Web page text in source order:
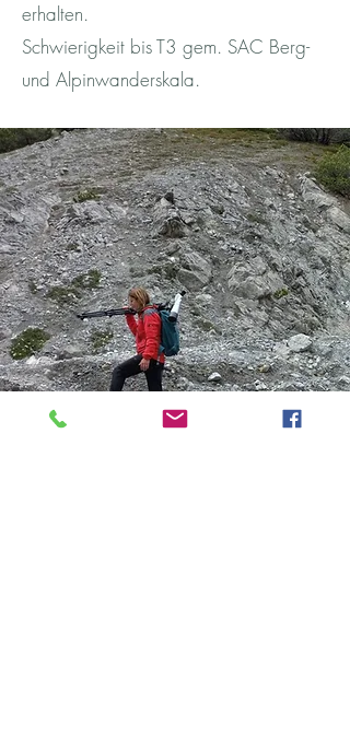
erhalten.
Schwierigkeit bis T3 gem. SAC Berg-
und Alpinwanderskala.
Kontakt